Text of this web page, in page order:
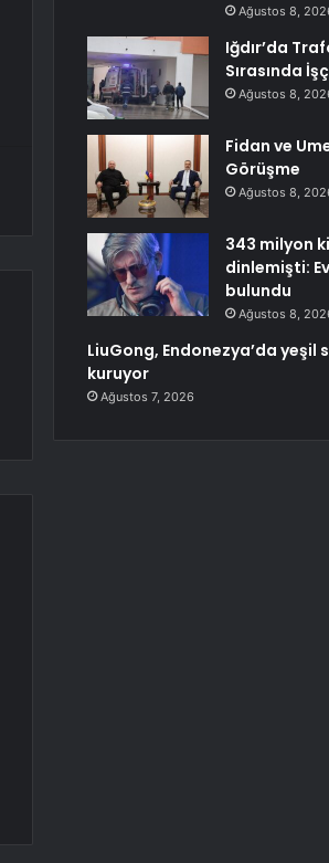
Ağustos 8,
Iğdır’da
Sırasında
Ağustos 8,
Fidan ve
Görüşme
Ağustos 8,
343 milyon
dinlemişti:
bulundu
Ağustos 8,
LiuGong, Endonezya’da yeşil
kuruyor
Ağustos 7, 2026